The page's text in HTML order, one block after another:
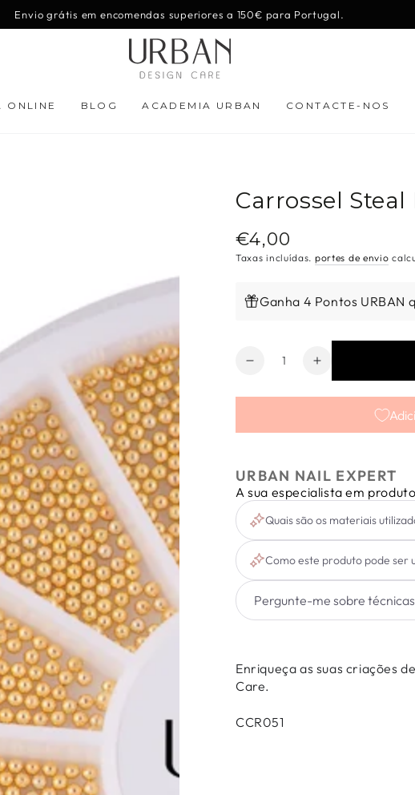
Envio grátis em encomendas superiores a 150€ para Portugal.
ONLINE BLOG ACADEMIA URBAN CONTACTE-NOS
Carrossel Steal
Preço
regular
€4,00
Taxas incluídas. portes de envio
Ganha 4 Pontos URBAN
Quantidade
Diminuir
quantidade
Carrossel
Beads
Aumentar
quantidade
Carrossel
Beads
URBAN NAIL EXPERT
A sua especialista em
Quais são os materiais
Como este produto pode ser
Enriqueça as suas criações
Care.
CCR051